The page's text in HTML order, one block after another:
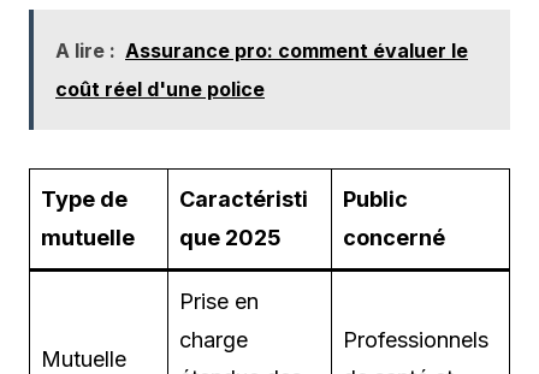
A lire : Assurance pro: comment évaluer le
coût réel d'une police
Type de
mutuelle
Caractéristi
que 2025
Public
concerné
Mutuelle
Prise en
charge
Professionnels